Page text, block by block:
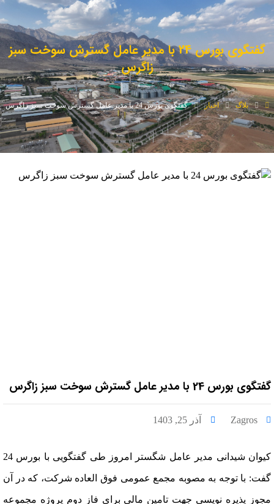
گفتگوی بورس 24 با مدیر عامل گسترش سوخت سبز
زاگرس
بلاگ اخبار گفتگوی بورس 24 با مدیر عامل گسترش سوخت سبز زاگرس
گفتگوی بورس 24 با مدیر عامل گسترش سوخت سبز زاگرس
Zagros آذر 25, 1403
کیوان شیدانی مدیر عامل شگستر امروز طی گفتگویی با بورس 24
گفت: با توجه به مصوبه مجمع عمومی فوق العاده شرکت، که در آن
مجوز پذیره نویسی جهت تامین مالی برای فاز دوم پروژه مجموعه